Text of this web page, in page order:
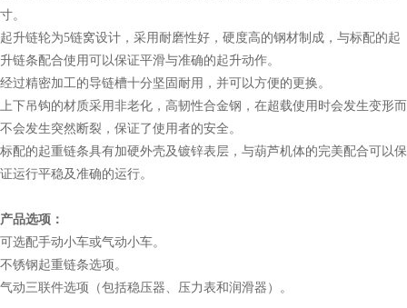
寸。
起升链轮为5链窝设计，采用耐磨性好，硬度高的钢材制成，与标配的起
升链条配合使用可以保证平滑与准确的起升动作。
经过精密加工的导链槽十分坚固耐用，并可以方便的更换。
上下吊钩的材质采用非老化，高韧性合金钢，在超载使用时会发生变形而
不会发生突然断裂，保证了使用者的安全。
标配的起重链条具有加硬外壳及镀锌表层，与葫芦机体的完美配合可以保
证运行平稳及准确的运行。
产品选项：
可选配手动小车或气动小车。
不锈钢起重链条选项。
气动三联件选项（包括稳压器、压力表和润滑器）。